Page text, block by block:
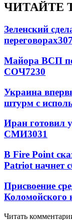
ЧИТАЙТЕ
Зеленский
переговорах
Майора ВСП
СОЧ7230
Украина
штурм с
Иран готовил
СМИ3031
В Fire Point
Patriot начнет
Присвоение
Коломойского
Читать